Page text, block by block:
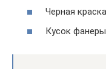
Черная
Кусок